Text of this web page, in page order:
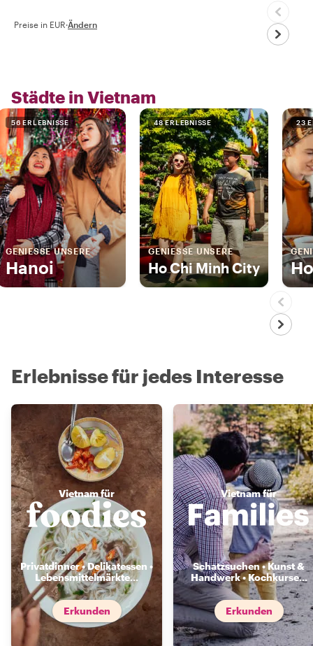
Preise in EUR·Ändern
Städte in Vietnam
56 ERLEBNISSE
GENIESSE UNSERE
Hanoi
48 ERLEBNISSE
GENIESSE UNSERE
Ho Chi Minh City
23
Erlebnisse für jedes Interesse
Vietnam für
Privatdinner • Delikatessen •
Lebensmittelmärkte...
Erkunden
Vietnam für
Schatzsuchen • Kunst &
Handwerk • Kochkurse...
Erkunden